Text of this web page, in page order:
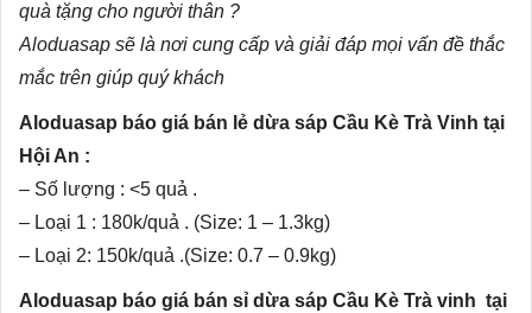
quà tặng cho người thân ?
Aloduasap sẽ là nơi cung cấp và giải đáp mọi vấn đề thắc
mắc trên giúp quý khách
Aloduasap báo giá bán lẻ dừa sáp Cầu Kè Trà Vinh tại
Hội An :
– Số lượng : <5 quả .
– Loại 1 : 180k/quả . (Size: 1 – 1.3kg)
– Loại 2: 150k/quả .(Size: 0.7 – 0.9kg)
Aloduasap báo giá bán sỉ dừa sáp Cầu Kè Trà vinh tại